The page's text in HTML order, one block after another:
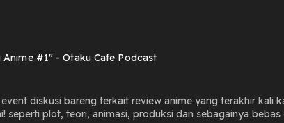
Anime #1" - Otaku Cafe Podcast
diskusi bareng terkait review anime yang terakhir kali
seperti plot, teori, animasi, produksi dan sebagainya